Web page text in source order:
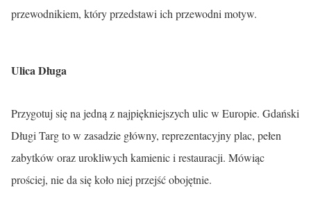
przewodnikiem, który przedstawi ich przewodni motyw.
Ulica Długa
Przygotuj się na jedną z najpiękniejszych ulic w Europie. Gdański
Długi Targ to w zasadzie główny, reprezentacyjny plac, pełen
zabytków oraz urokliwych kamienic i restauracji. Mówiąc
prościej, nie da się koło niej przejść obojętnie.